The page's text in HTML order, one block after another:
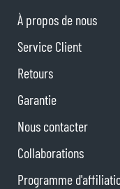
À propos de nous
Service Client
Retours
Garantie
Nous contacter
Collaborations
Programme